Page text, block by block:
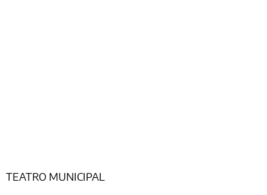
TEATRO MUNICIPAL